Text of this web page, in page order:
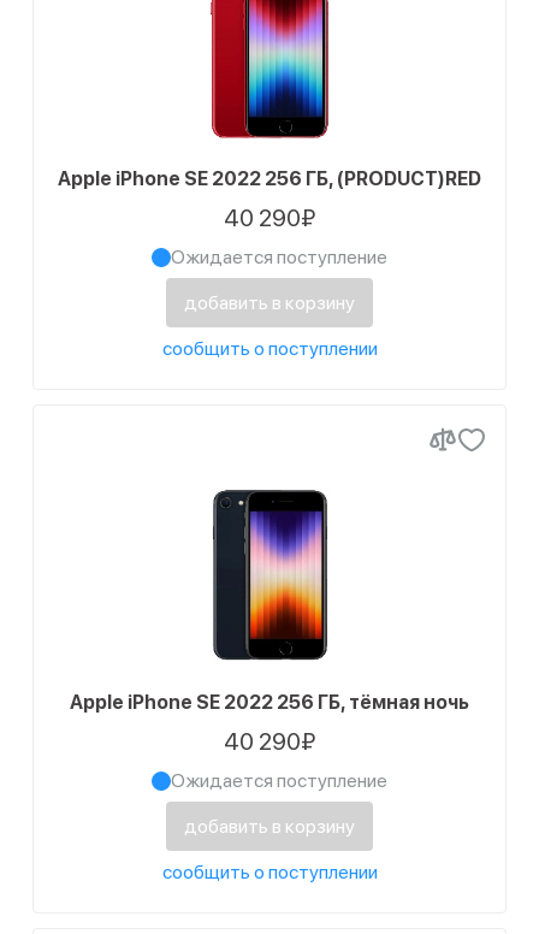
Apple iPhone SE 2022 256 ГБ, (PRODUCT)RED
40 290₽
Ожидается поступление
добавить в корзину
сообщить о поступлении
Apple iPhone SE 2022 256 ГБ, тёмная ночь
40 290₽
Ожидается поступление
добавить в корзину
сообщить о поступлении